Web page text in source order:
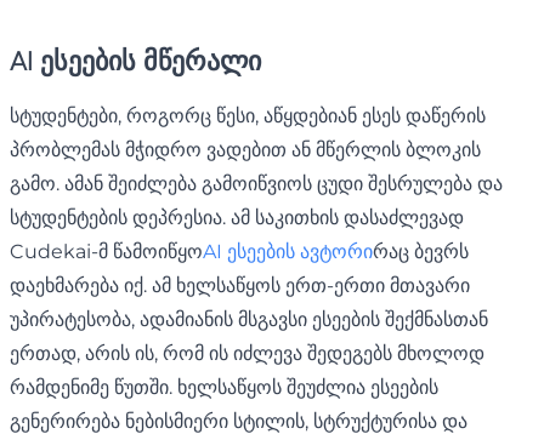
AI ესეების მწერალი
სტუდენტები, როგორც წესი, აწყდებიან ესეს დაწერის
პრობლემას მჭიდრო ვადებით ან მწერლის ბლოკის
გამო. ამან შეიძლება გამოიწვიოს ცუდი შესრულება და
სტუდენტების დეპრესია. ამ საკითხის დასაძლევად
Cudekai-მ წამოიწყოAI ესეების ავტორირაც ბევრს
დაეხმარება იქ. ამ ხელსაწყოს ერთ-ერთი მთავარი
უპირატესობა, ადამიანის მსგავსი ესეების შექმნასთან
ერთად, არის ის, რომ ის იძლევა შედეგებს მხოლოდ
რამდენიმე წუთში. ხელსაწყოს შეუძლია ესეების
გენერირება ნებისმიერი სტილის, სტრუქტურისა და